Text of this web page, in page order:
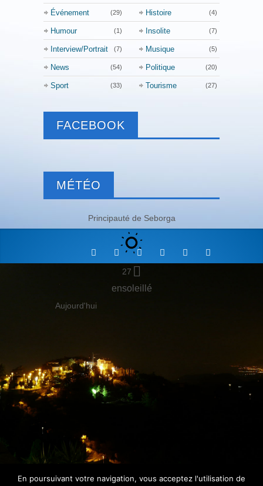
Événement (29) Histoire (4)
Humour (1) Insolite (7)
Interview/Portrait (7) Musique (5)
News (54) Politique (20)
Sport (33) Tourisme (27)
FACEBOOK
MÉTÉO
Principauté de Seborga
27
ensoleillé
Aujourd'hui
En poursuivant votre navigation, vous acceptez l'utilisation de